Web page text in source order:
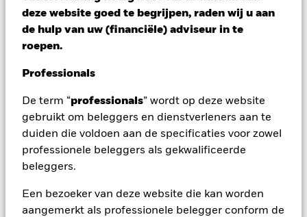
deze website goed te begrijpen, raden wij u aan
de hulp van uw (financiële) adviseur in te
roepen.
Professionals
De term “professionals” wordt op deze website
gebruikt om beleggers en dienstverleners aan te
duiden die voldoen aan de specificaties voor zowel
professionele beleggers als gekwalificeerde
beleggers.
Een bezoeker van deze website die kan worden
aangemerkt als professionele belegger conform de
BELANGRIJKE GEGEVENS: Kapitaalrisico.De waarde en
het rendement van beleggingen kunnen dalen en stijgen, en
zijn niet gegarandeerd. Beleggers verliezen mogelijk hun
Alle aandelenklassen met valutahedging van dit fonds
gebruik van derivaten voor een aandelenklasse kan een
potentieel besmettingsrisico (ook bekend als spill-over) voor
andere aandelenklassen in het fonds betekenen. De
beheermaatschappij van het fonds waarborgt dat er
geschikte procedures worden gebruikt om het
minimaliseren. Via het uitklapvakje direct onder de naam van
het fonds, kunt u een lijst van alle aandelenklassen in het